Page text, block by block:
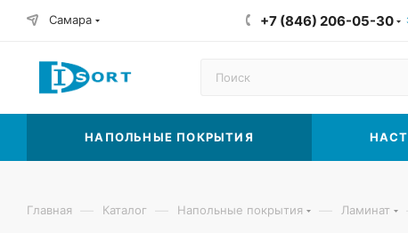
Самара +7 (846) 206-05-30
НАПОЛЬНЫЕ ПОКРЫТИЯ
Главная — Каталог — Напольные покрытия — Ламинат